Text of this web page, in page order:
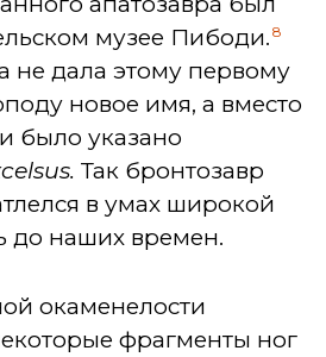
музее Пибоди.8
не дала этому первому
новое имя, а вместо
было указано
Так бронтозавр
в умах широкой
до наших времен.
окаменелости
фрагменты ног